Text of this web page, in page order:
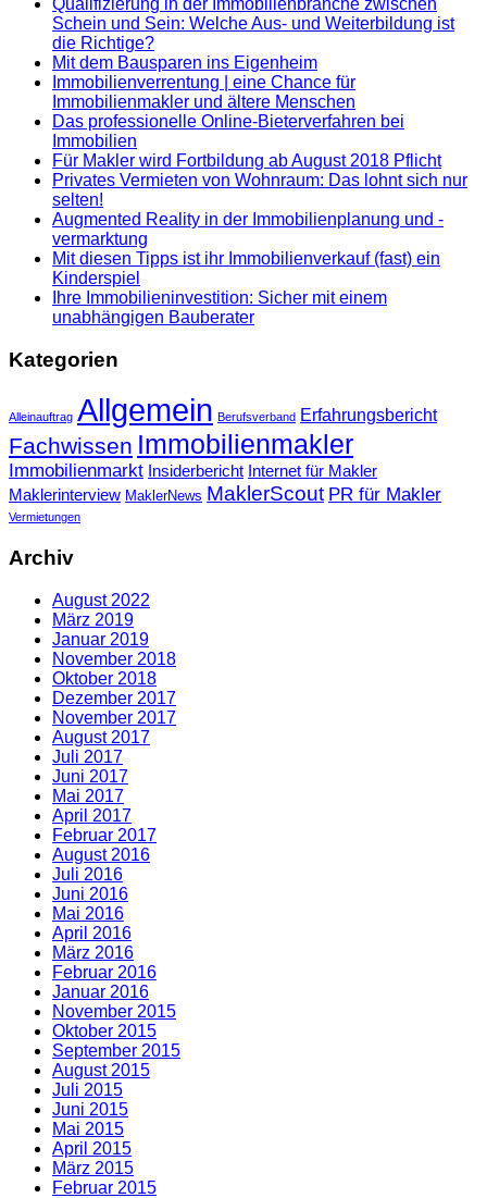
Qualifizierung in der Immobilienbranche zwischen
Schein und Sein: Welche Aus- und Weiterbildung ist
die Richtige?
Mit dem Bausparen ins Eigenheim
Immobilienverrentung | eine Chance für
Immobilienmakler und ältere Menschen
Das professionelle Online-Bieterverfahren bei
Immobilien
Für Makler wird Fortbildung ab August 2018 Pflicht
Privates Vermieten von Wohnraum: Das lohnt sich nur
selten!
Augmented Reality in der Immobilienplanung und -
vermarktung
Mit diesen Tipps ist ihr Immobilienverkauf (fast) ein
Kinderspiel
Ihre Immobilieninvestition: Sicher mit einem
unabhängigen Bauberater
Kategorien
Alleinauftrag Allgemein Berufsverband Erfahrungsbericht
Fachwissen Immobilienmakler
Immobilienmarkt Insiderbericht Internet für Makler
Maklerinterview MaklerNews MaklerScout PR für Makler
Vermietungen
Archiv
August 2022
März 2019
Januar 2019
November 2018
Oktober 2018
Dezember 2017
November 2017
August 2017
Juli 2017
Juni 2017
Mai 2017
April 2017
Februar 2017
August 2016
Juli 2016
Juni 2016
Mai 2016
April 2016
März 2016
Februar 2016
Januar 2016
November 2015
Oktober 2015
September 2015
August 2015
Juli 2015
Juni 2015
Mai 2015
April 2015
März 2015
Februar 2015